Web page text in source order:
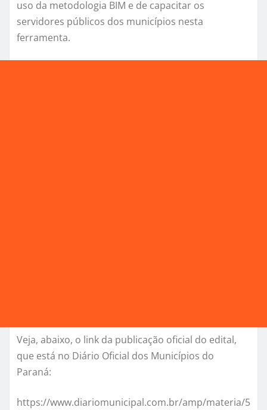
uso da metodologia BIM e de capacitar os
servidores públicos dos municípios nesta
ferramenta.
Veja, abaixo, o link da publicação oficial do edital,
que está no Diário Oficial dos Municípios do
Paraná:
https://www.diariomunicipal.com.br/amp/materia/5